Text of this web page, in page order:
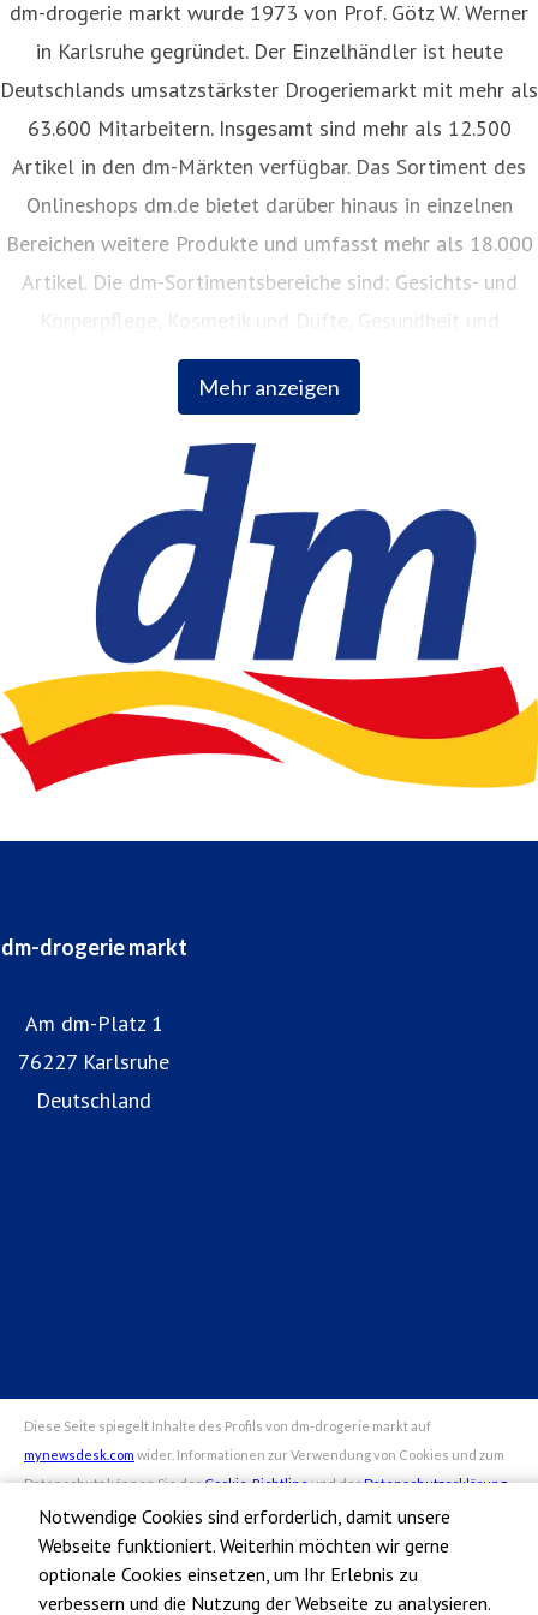
Notwendige Cookies sind erforderlich, damit unsere
Webseite funktioniert. Weiterhin möchten wir gerne
optionale Cookies einsetzen, um Ihr Erlebnis zu
verbessern und die Nutzung der Webseite zu analysieren.
Mehr anzeigen
dm-drogerie markt wurde 1973 von Prof. Götz W. Werner
in Karlsruhe gegründet. Der Einzelhändler ist heute
Deutschlands umsatzstärkster Drogeriemarkt mit mehr als
63.600 Mitarbeitern. Insgesamt sind mehr als 12.500
Artikel in den dm-Märkten verfügbar. Das Sortiment des
Onlineshops dm.de bietet darüber hinaus in einzelnen
Bereichen weitere Produkte und umfasst mehr als 18.000
Artikel. Die dm-Sortimentsbereiche sind: Gesichts- und
Körperpflege, Kosmetik und Düfte, Gesundheit und
Naturkost, Babynahrung, Babykleidung, Babypflege,
Haushalt, Foto, Hygieneartikel, Tiernahrung.
dm-drogerie markt
Am dm-Platz 1
76227 Karlsruhe
Deutschland